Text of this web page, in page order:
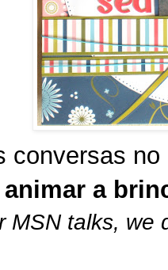
conversas
a
MSN talks, we